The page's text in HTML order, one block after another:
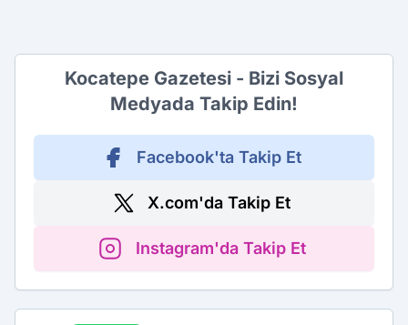
Kocatepe Gazetesi - Bizi Sosyal
Medyada Takip Edin!
Facebook'ta Takip Et
X.com'da Takip Et
Instagram'da Takip Et